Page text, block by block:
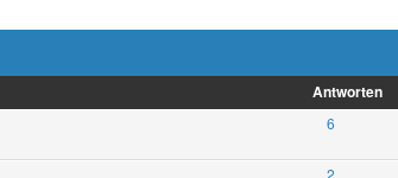
Antworten
6
2